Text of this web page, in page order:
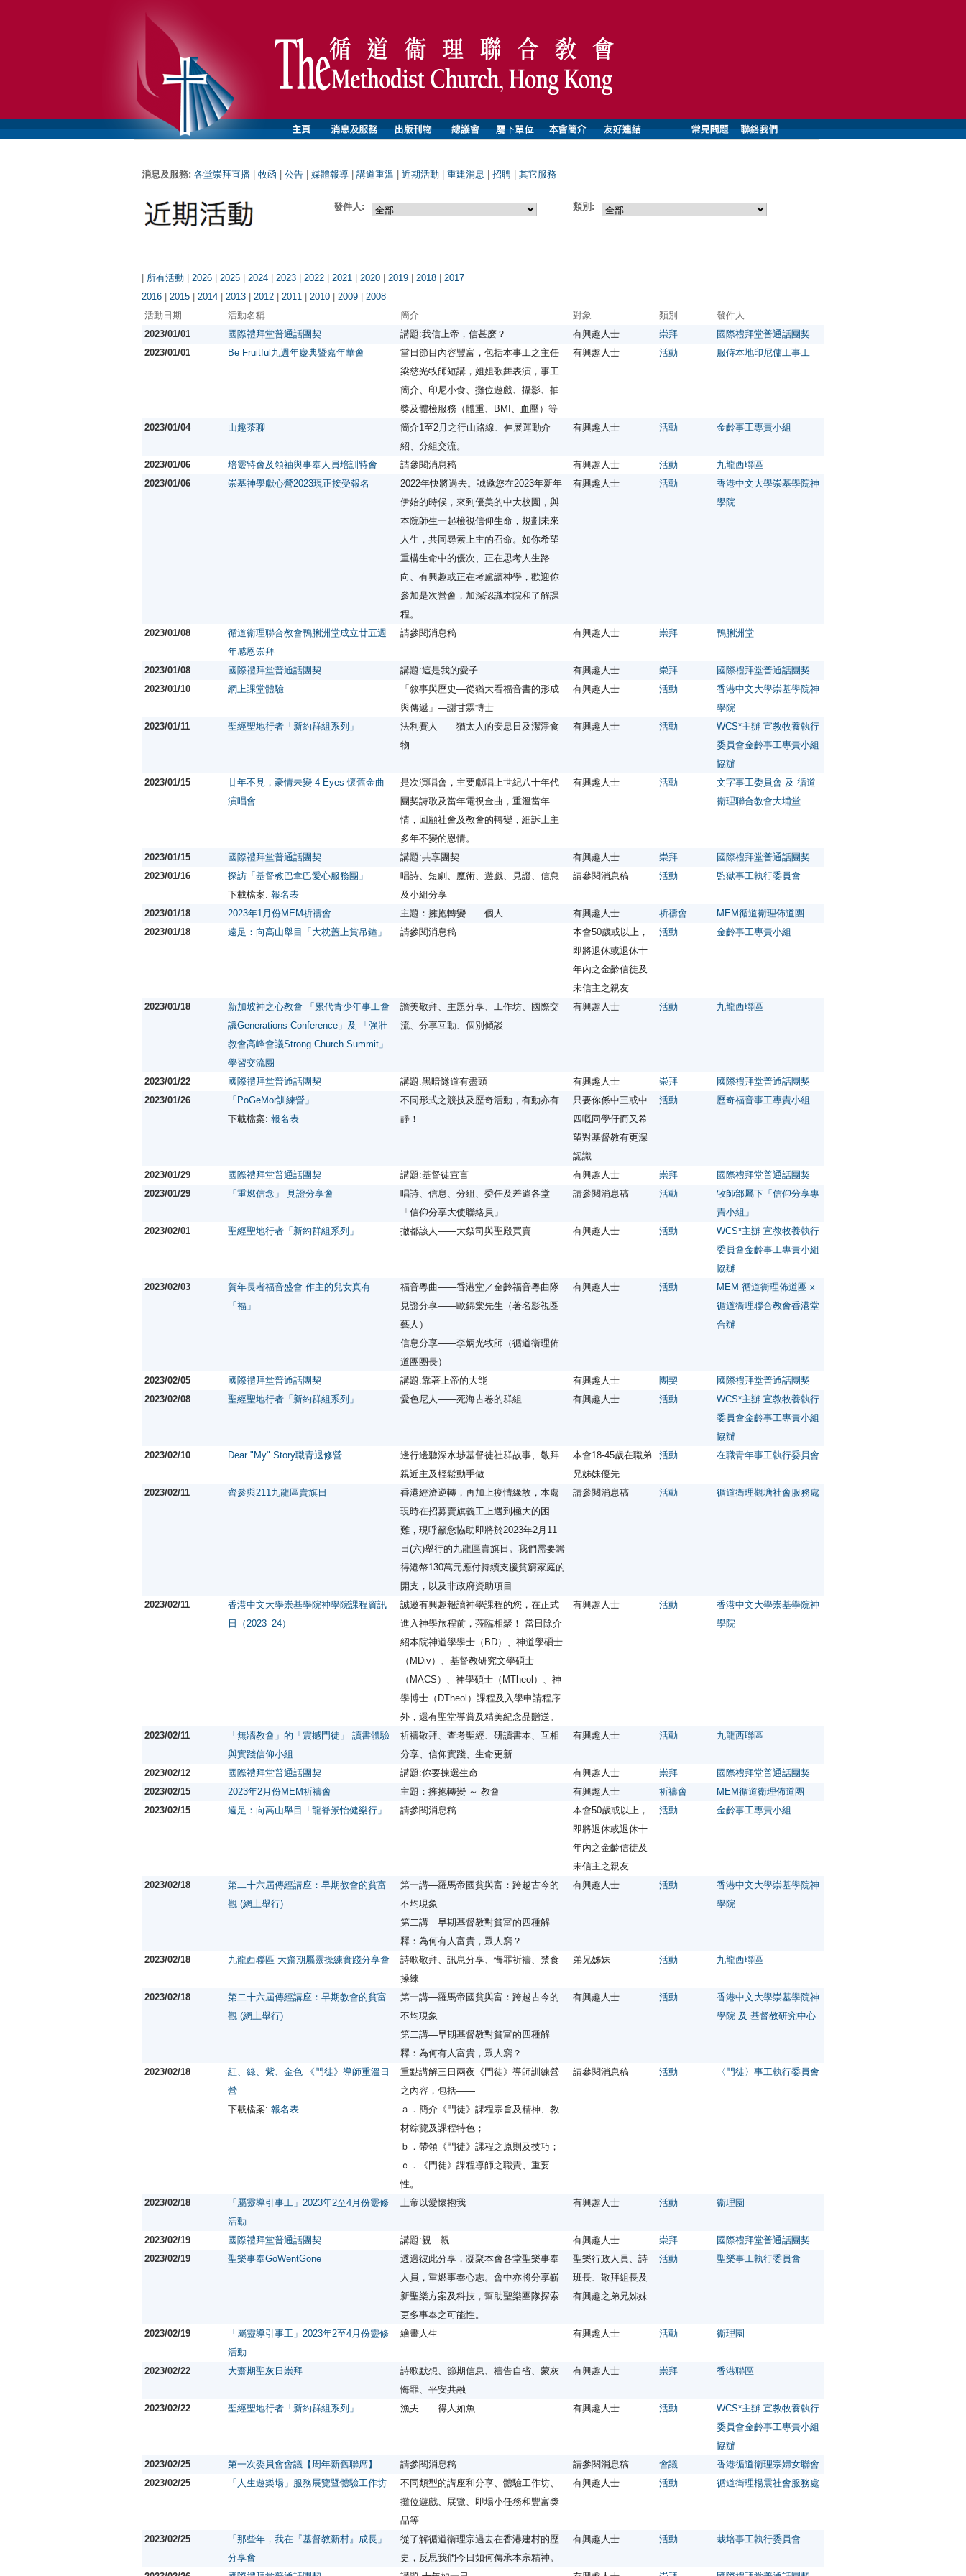
消息及服務: 各堂崇拜直播 牧函 公告 媒體報導 講道重溫 近期活動 重建消息 招聘 其它服務
發件人: 類別:
| 所有活動 | 2026 | 2025 | 2024 | 2023 | 2022 | 2021 | 2020 | 2019 | 2018 | 2017
2016 | 2015 | 2014 | 2013 | 2012 | 2011 | 2010 | 2009 | 2008
活動日期
活動名稱 簡介 對象 類別
發件人
2023/01/01
國際禮拜堂普通話團契 講題:我信上帝，信甚麽？ 有興趣人士 崇拜
國際禮拜堂普通話團契
2023/01/01
Be Fruitful九週年慶典暨嘉年華會
當日節目內容豐富，包括本事工之主任
梁慈光牧師短講，姐姐歌舞表演，事工
簡介、印尼小食、攤位遊戲、攝影、抽
獎及體檢服務（體重、BMI、血壓）等
有興趣人士 活動 服侍本地印尼傭工事工
2023/01/04 山趣茶聊
簡介1至2月之行山路線、伸展運動介
紹、分組交流。
有興趣人士 活動 金齡事工專責小組
2023/01/06 培靈特會及領袖與事奉人員培訓特會 請參閱消息稿 有興趣人士 活動
九龍西聯區
2023/01/06
崇基神學獻心營2023現正接受報名
2022年快將過去。誠邀您在2023年新年
伊始的時候，來到優美的中大校園，與
本院師生一起檢視信仰生命，規劃未來
人生，共同尋索上主的召命。如你希望
重構生命中的優次、正在思考人生路
向、有興趣或正在考慮讀神學，歡迎你
參加是次營會，加深認識本院和了解課
程。
有興趣人士 活動
香港中文大學崇基學院神
學院
2023/01/08
循道衞理聯合教會鴨脷洲堂成立廿五週
年感恩崇拜
請參閱消息稿 有興趣人士 崇拜 鴨脷洲堂
2023/01/08 國際禮拜堂普通話團契 講題:這是我的愛子 有興趣人士 崇拜
國際禮拜堂普通話團契
2023/01/10
網上課堂體驗
「敘事與歷史—從猶大看福音書的形成
與傳遞」—謝甘霖博士
有興趣人士 活動
香港中文大學崇基學院神
學院
2023/01/11
聖經聖地行者「新約群組系列」
法利賽人——猶太人的安息日及潔淨食
物
有興趣人士 活動
WCS*主辦 宣教牧養執行
委員會金齡事工專責小組
協辦
2023/01/15
廿年不見，豪情未變 4 Eyes 懷舊金曲
演唱會
是次演唱會，主要獻唱上世紀八十年代
團契詩歌及當年電視金曲，重溫當年
情，回顧社會及教會的轉變，細訴上主
多年不變的恩情。
有興趣人士 活動
文字事工委員會 及 循道
衞理聯合教會大埔堂
2023/01/15 國際禮拜堂普通話團契 講題:共享團契 有興趣人士 崇拜
國際禮拜堂普通話團契
2023/01/16
探訪「基督教巴拿巴愛心服務團」
下載檔案: 報名表
唱詩、短劇、魔術、遊戲、見證、信息
及小組分享
請參閱消息稿 活動 監獄事工執行委員會
2023/01/18 2023年1月份MEM祈禱會 主題：擁抱轉變——個人 有興趣人士 祈禱會
MEM循道衛理佈道團
2023/01/18
遠足：向高山舉目「大枕蓋上賞吊鐘」 請參閱消息稿
本會50歲或以上，
即將退休或退休十
年內之金齡信徒及
未信主之親友
活動 金齡事工專責小組
2023/01/18
新加坡神之心教會 「累代青少年事工會
議Generations Conference」及 「強壯
教會高峰會議Strong Church Summit」
學習交流團
讚美敬拜、主題分享、工作坊、國際交
流、分享互動、個別傾談
有興趣人士 活動 九龍西聯區
2023/01/22 國際禮拜堂普通話團契 講題:黑暗隧道有盡頭 有興趣人士 崇拜
國際禮拜堂普通話團契
2023/01/26
「PoGeMor訓練營」
下載檔案: 報名表
不同形式之競技及歷奇活動，有動亦有
靜！
只要你係中三或中
四嘅同學仔而又希
望對基督教有更深
認識
活動 歷奇福音事工專責小組
2023/01/29 國際禮拜堂普通話團契 講題:基督徒宣言 有興趣人士 崇拜
國際禮拜堂普通話團契
2023/01/29
「重燃信念」 見證分享會
唱詩、信息、分組、委任及差遣各堂
「信仰分享大使聯絡員」
請參閱消息稿 活動
牧師部屬下「信仰分享專
責小組」
2023/02/01
聖經聖地行者「新約群組系列」 撤都該人——大祭司與聖殿買賣 有興趣人士 活動
WCS*主辦 宣教牧養執行
委員會金齡事工專責小組
協辦
2023/02/03
賀年長者福音盛會 作主的兒女真有
「福」
福音粵曲——香港堂／金齡福音粵曲隊
見證分享——歐錦棠先生（著名影視圈
藝人）
信息分享——李炳光牧師（循道衞理佈
道團團長）
有興趣人士 活動
MEM 循道衞理佈道團 x
循道衞理聯合教會香港堂
合辦
2023/02/05 國際禮拜堂普通話團契 講題:靠著上帝的大能 有興趣人士 團契
國際禮拜堂普通話團契
2023/02/08
聖經聖地行者「新約群組系列」 愛色尼人——死海古卷的群組 有興趣人士 活動
WCS*主辦 宣教牧養執行
委員會金齡事工專責小組
協辦
2023/02/10
Dear "My" Story職青退修營
邊行邊聽深水埗基督徒社群故事、敬拜
親近主及輕鬆動手做
本會18-45歲在職弟
兄姊妹優先
活動 在職青年事工執行委員會
2023/02/11 齊參與211九龍區賣旗日
香港經濟逆轉，再加上疫情緣故，本處
現時在招募賣旗義工上遇到極大的困
難，現呼籲您協助即將於2023年2月11
日(六)舉行的九龍區賣旗日。我們需要籌
得港幣130萬元應付持續支援貧窮家庭的
開支，以及非政府資助項目
請參閱消息稿 活動 循道衛理觀塘社會服務處
2023/02/11
香港中文大學崇基學院神學院課程資訊
日（2023–24）
誠邀有興趣報讀神學課程的您，在正式
進入神學旅程前，蒞臨相聚！ 當日除介
紹本院神道學學士（BD）、神道學碩士
（MDiv）、基督教研究文學碩士
（MACS）、神學碩士（MTheol）、神
學博士（DTheol）課程及入學申請程序
外，還有聖堂導賞及精美紀念品贈送。
有興趣人士 活動
香港中文大學崇基學院神
學院
2023/02/11
「無牆教會」的「震撼門徒」 讀書體驗
與實踐信仰小組
祈禱敬拜、查考聖經、研讀書本、互相
分享、信仰實踐、生命更新
有興趣人士 活動 九龍西聯區
2023/02/12 國際禮拜堂普通話團契 講題:你要揀選生命 有興趣人士 崇拜
國際禮拜堂普通話團契
2023/02/15
2023年2月份MEM祈禱會 主題：擁抱轉變 ～ 教會 有興趣人士 祈禱會
MEM循道衛理佈道團
2023/02/15
遠足：向高山舉目「龍脊景怡健樂行」 請參閱消息稿
本會50歲或以上，
即將退休或退休十
年內之金齡信徒及
未信主之親友
活動 金齡事工專責小組
2023/02/18
第二十六屆傳經講座：早期教會的貧富
觀 (網上舉行)
第一講—羅馬帝國貧與富：跨越古今的
不均現象
第二講—早期基督教對貧富的四種解
釋：為何有人富貴，眾人窮？
有興趣人士 活動
香港中文大學崇基學院神
學院
2023/02/18 九龍西聯區 大齋期屬靈操練實踐分享會
詩歌敬拜、訊息分享、悔罪祈禱、禁食
操練
弟兄姊妹 活動 九龍西聯區
2023/02/18
第二十六屆傳經講座：早期教會的貧富
觀 (網上舉行)
第一講—羅馬帝國貧與富：跨越古今的
不均現象
第二講—早期基督教對貧富的四種解
釋：為何有人富貴，眾人窮？
有興趣人士 活動
香港中文大學崇基學院神
學院 及 基督教研究中心
2023/02/18
紅、綠、紫、金色 《門徒》導師重溫日
營
下載檔案: 報名表
重點講解三日兩夜《門徒》導師訓練營
之內容，包括——
ａ．簡介《門徒》課程宗旨及精神、教
材綜覽及課程特色；
ｂ．帶領《門徒》課程之原則及技巧；
ｃ．《門徒》課程導師之職責、重要
性。
請參閱消息稿 活動 〈門徒〉事工執行委員會
2023/02/18
「屬靈導引事工」2023年2至4月份靈修
活動
上帝以愛懷抱我 有興趣人士 活動 衞理園
2023/02/19 國際禮拜堂普通話團契 講題:親…親… 有興趣人士 崇拜
國際禮拜堂普通話團契
2023/02/19
聖樂事奉GoWentGone
透過彼此分享，凝聚本會各堂聖樂事奉
人員，重燃事奉心志。會中亦將分享嶄
新聖樂方案及科技，幫助聖樂團隊探索
更多事奉之可能性。
聖樂行政人員、詩
班長、敬拜組長及
有興趣之弟兄姊妹
活動 聖樂事工執行委員會
2023/02/19
「屬靈導引事工」2023年2至4月份靈修
活動
繪畫人生 有興趣人士 活動 衞理園
2023/02/22 大齋期聖灰日崇拜
詩歌默想、節期信息、禱告自省、蒙灰
悔罪、平安共融
有興趣人士 崇拜 香港聯區
2023/02/22 聖經聖地行者「新約群組系列」 漁夫——得人如魚 有興趣人士 活動
WCS*主辦 宣教牧養執行
委員會金齡事工專責小組
協辦
2023/02/25
第一次委員會會議【周年新舊聯席】 請參閱消息稿 請參閱消息稿 會議
香港循道衛理宗婦女聯會
2023/02/25
「人生遊樂場」服務展覽暨體驗工作坊
不同類型的講座和分享、體驗工作坊、
攤位遊戲、展覽、即場小任務和豐富獎
品等
有興趣人士 活動 循道衛理楊震社會服務處
2023/02/25
「那些年，我在『基督教新村』成長」
分享會
從了解循道衞理宗過去在香港建村的歷
史，反思我們今日如何傳承本宗精神。
有興趣人士 活動 栽培事工執行委員會